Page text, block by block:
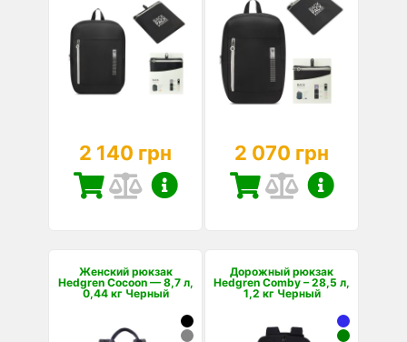
2 140 грн 2 070 грн
Женский рюкзак
Hedgren Cocoon — 8,7 л,
0,44 кг Черный
Дорожный рюкзак
Hedgren Comby – 28,5 л,
1,2 кг Черный